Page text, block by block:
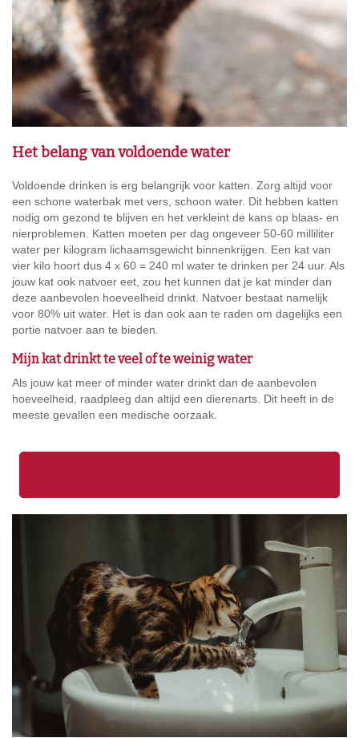
Het belang van voldoende water
Voldoende drinken is erg belangrijk voor katten. Zorg altijd voor
een schone waterbak met vers, schoon water. Dit hebben katten
nodig om gezond te blijven en het verkleint de kans op blaas- en
nierproblemen. Katten moeten per dag ongeveer 50-60 milliliter
water per kilogram lichaamsgewicht binnenkrijgen. Een kat van
vier kilo hoort dus 4 x 60 = 240 ml water te drinken per 24 uur. Als
jouw kat ook natvoer eet, zou het kunnen dat je kat minder dan
deze aanbevolen hoeveelheid drinkt. Natvoer bestaat namelijk
voor 80% uit water. Het is dan ook aan te raden om dagelijks een
portie natvoer aan te bieden.
Mijn kat drinkt te veel of te weinig water
Als jouw kat meer of minder water drinkt dan de aanbevolen
hoeveelheid, raadpleeg dan altijd een dierenarts. Dit heeft in de
meeste gevallen een medische oorzaak.